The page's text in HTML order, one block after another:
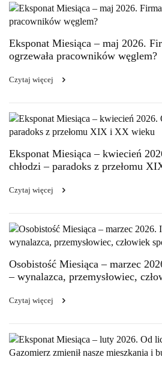
Eksponat Miesiąca – maj 2026.
ogrzewała pracowników węglem?
Czytaj więcej
Eksponat Miesiąca – kwiecień
chłodzi – paradoks z przełomu
Czytaj więcej
Osobistość Miesiąca – marzec
– wynalazca, przemysłowiec,
Czytaj więcej